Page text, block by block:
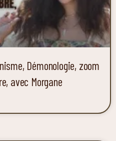
Démonologie, zoom
avec Morgane